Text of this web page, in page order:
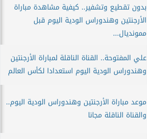
بدون تقطيع وتشفير.. كيفية مشاهدة مباراة
الأرجنتين وهندوراس الودية اليوم قبل
ممونديال...
علي المفتوحة.. القناة الناقلة لمباراة الأرجنتين
وهندوراس الودية اليوم استعدادا لكأس العالم
موعد مباراة الأرجنتين وهندوراس الودية اليوم..
والقناة الناقلة مجانا